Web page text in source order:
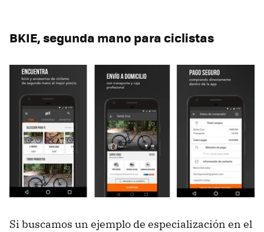
BKIE, segunda mano para ciclistas
Si buscamos un ejemplo de especialización en el